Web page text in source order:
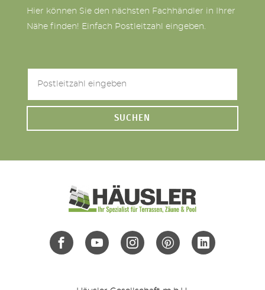
Hier können Sie den nächsten Fachhändler in Ihrer
Nähe finden! Einfach Postleitzahl eingeben.
SUCHEN